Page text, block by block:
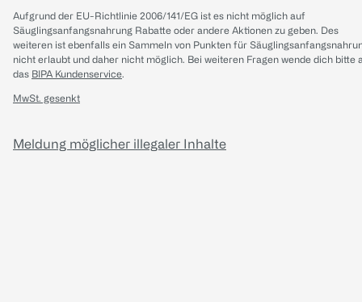
Aufgrund der EU-Richtlinie 2006/141/EG ist es nicht möglich auf
Säuglingsanfangsnahrung Rabatte oder andere Aktionen zu geben. Des
weiteren ist ebenfalls ein Sammeln von Punkten für
nicht erlaubt und daher nicht möglich. Bei weiteren Fragen wende dich bitte
das BIPA Kundenservice.
MwSt. gesenkt
Meldung möglicher illegaler Inhalte